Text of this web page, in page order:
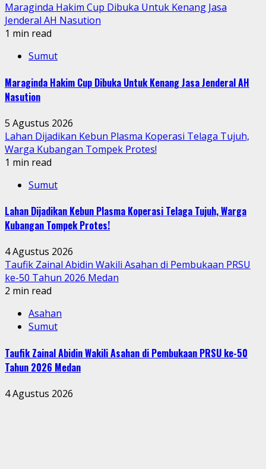
Maraginda Hakim Cup Dibuka Untuk Kenang Jasa
Jenderal AH Nasution
1 min read
Sumut
Maraginda Hakim Cup Dibuka Untuk Kenang Jasa Jenderal AH
Nasution
5 Agustus 2026
Lahan Dijadikan Kebun Plasma Koperasi Telaga Tujuh,
Warga Kubangan Tompek Protes!
1 min read
Sumut
Lahan Dijadikan Kebun Plasma Koperasi Telaga Tujuh, Warga
Kubangan Tompek Protes!
4 Agustus 2026
Taufik Zainal Abidin Wakili Asahan di Pembukaan PRSU
ke-50 Tahun 2026 Medan
2 min read
Asahan
Sumut
Taufik Zainal Abidin Wakili Asahan di Pembukaan PRSU ke-50
Tahun 2026 Medan
4 Agustus 2026